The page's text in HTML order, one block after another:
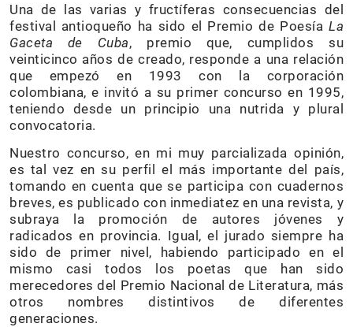
Una de las varias y fructíferas consecuencias del
festival antioqueño ha sido el Premio de Poesía La
Gaceta de Cuba, premio que, cumplidos su
veinticinco años de creado, responde a una relación
que empezó en 1993 con la corporación
colombiana, e invitó a su primer concurso en 1995,
teniendo desde un principio una nutrida y plural
convocatoria.
Nuestro concurso, en mi muy parcializada opinión,
es tal vez en su perfil el más importante del país,
tomando en cuenta que se participa con cuadernos
breves, es publicado con inmediatez en una revista, y
subraya la promoción de autores jóvenes y
radicados en provincia. Igual, el jurado siempre ha
sido de primer nivel, habiendo participado en el
mismo casi todos los poetas que han sido
merecedores del Premio Nacional de Literatura, más
otros nombres distintivos de diferentes
generaciones.